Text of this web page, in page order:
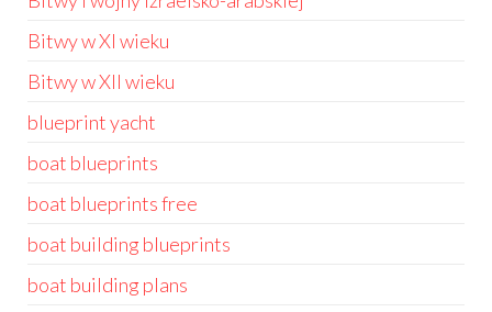
Bitwy w XI wieku
Bitwy w XII wieku
blueprint yacht
boat blueprints
boat blueprints free
boat building blueprints
boat building plans